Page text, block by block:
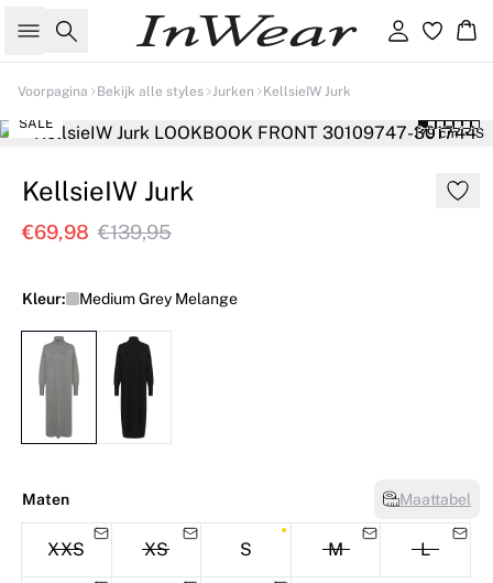
Zoeken Inloggen
Voorpagina Bekijk alle styles Jurken KellsieIW Jurk
179 cm • S
SALE
KellsieIW Jurk
€69,98 €139,95
Kleur: Medium Grey Melange
Maten Maattabel
XXS XS S M L